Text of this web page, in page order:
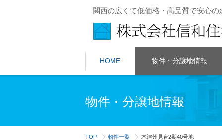
関西の広くて低価格・高品質で安心の
HOME 物件・分譲地情報
物件・分譲地情報
TOP 物件一覧 木津州見台2期40号地